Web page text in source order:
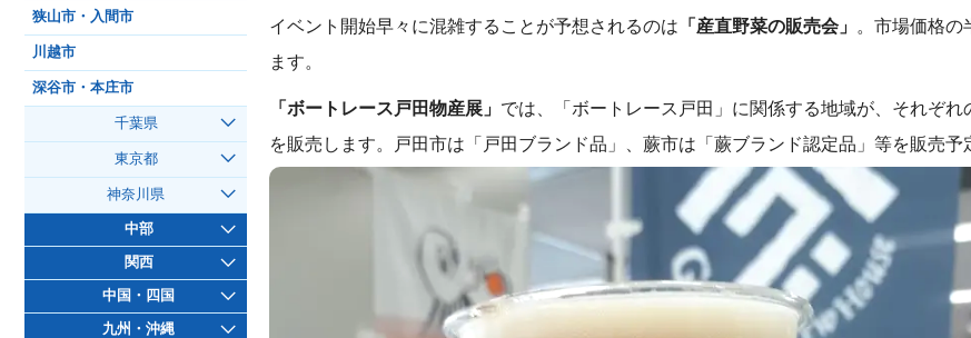
イベント開始早々に混雑することが予想されるのは 「産直野菜の販売会」 。市場価格の
ます。
「ボートレース戸田物産展」 では、「ボートレース戸田」に関係する地域が、それぞれ
を販売します。戸田市は「戸田ブランド品」、蕨市は「蕨ブランド認定品」等を販売予
狭山市・入間市
川越市
深谷市・本庄市
千葉県
東京都
神奈川県
中部
関西
中国・四国
九州・沖縄